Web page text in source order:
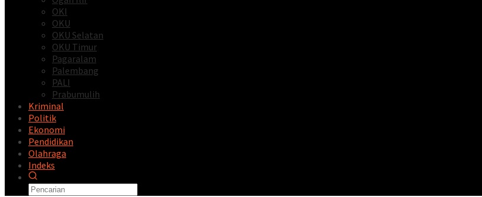
OKI
OKU
OKU Selatan
OKU Timur
Pagaralam
Palembang
PALI
Prabumulih
Kriminal
Politik
Ekonomi
Pendidikan
Olahraga
Indeks